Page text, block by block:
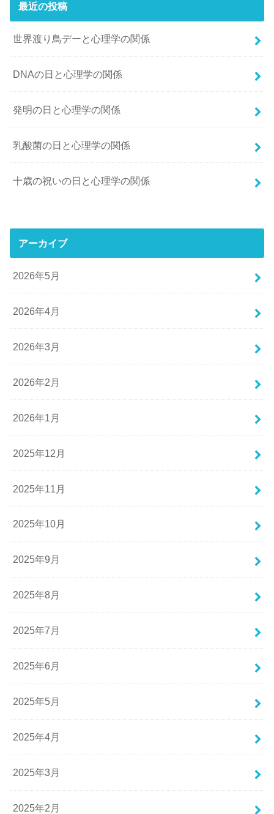
最近の投稿
世界渡り鳥デーと心理学の関係
DNAの日と心理学の関係
発明の日と心理学の関係
乳酸菌の日と心理学の関係
十歳の祝いの日と心理学の関係
アーカイブ
2026年5月
2026年4月
2026年3月
2026年2月
2026年1月
2025年12月
2025年11月
2025年10月
2025年9月
2025年8月
2025年7月
2025年6月
2025年5月
2025年4月
2025年3月
2025年2月